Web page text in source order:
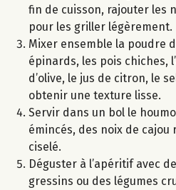
fin de cuisson, rajouter les
pour les griller légèrement.
Mixer ensemble la poudre
épinards, les pois chiches,
d’olive, le jus de citron, le
obtenir une texture lisse.
Servir dans un bol le
émincés, des noix de
ciselé.
Déguster à l’apéritif avec
gressins ou des légumes